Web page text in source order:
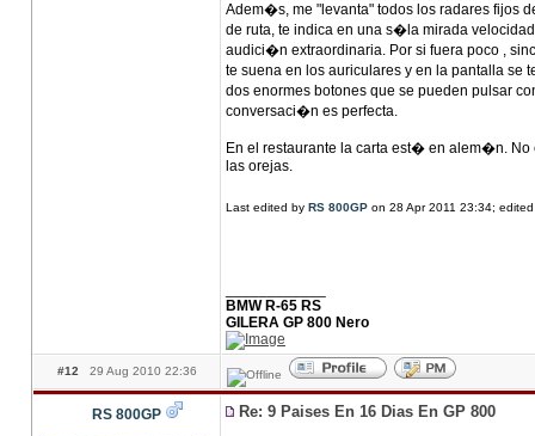
Adem�s, me "levanta" todos los radares fijos
de ruta, te indica en una s�la mirada
audici�n extraordinaria. Por si fuera poco ,
te suena en los auriculares y en la pantalla se
dos enormes botones que se pueden pulsar
conversaci�n es perfecta.
En el restaurante la carta est� en alem�n. No
las orejas.
Last edited by RS 800GP on 28 Apr 2011 23:34;
BMW R-65 RS
GILERA GP 800 Nero
#12 29 Aug 2010 22:36
RS 800GP Re: 9 Paises En 16 Dias En GP 800